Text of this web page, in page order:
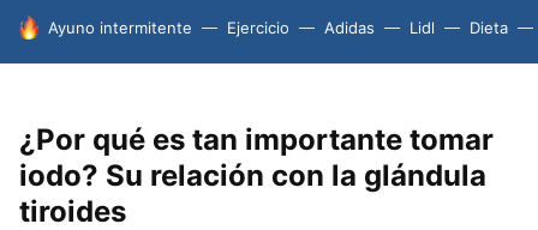
HOY SE HABLA DE
Ayuno intermitente Ejercicio Adidas Lidl Dieta
¿Por qué es tan importante tomar
iodo? Su relación con la glándula
tiroides